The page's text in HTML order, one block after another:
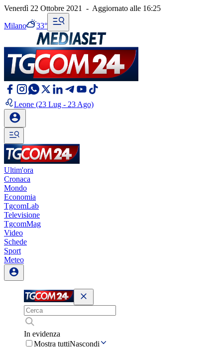
Venerdì 22 Ottobre 2021 - Aggiornato alle 16:25
Milano 33°
Leone (23 Lug - 23 Ago)
Ultim'ora
Cronaca
Mondo
Economia
TgcomLab
Televisione
TgcomMag
Video
Schede
Sport
Meteo
In evidenza
Mostra tuttiNascondi